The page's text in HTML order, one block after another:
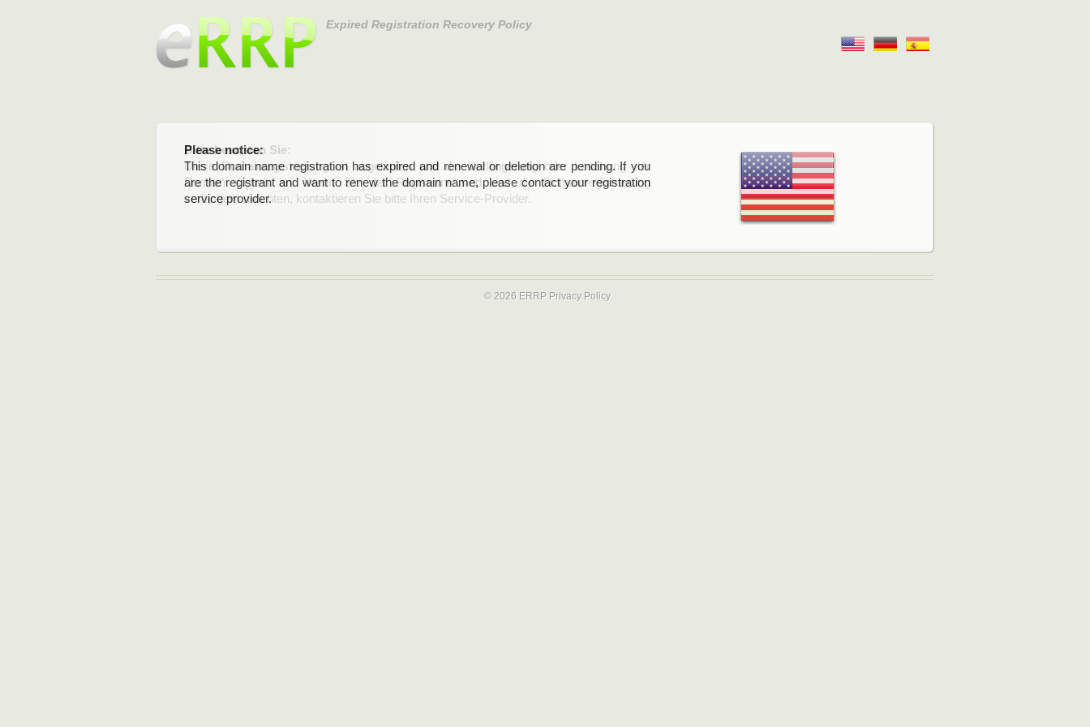
Expired Registration Recovery Policy
Please notice:
This domain name registration has expired and renewal or deletion are pending. If you
are the registrant and want to renew the domain name, please contact your registration
service provider.
Bitte beachten Sie:
Diese Domainregistrierung ist abgelaufen und die Verlängerung oder Löschung der
Domain stehen an. Wenn Sie der Registrant sind und die Domainregistrierung
verlängern möchten, kontaktieren Sie bitte Ihren Service-Provider.
© 2026 ERRP Privacy Policy